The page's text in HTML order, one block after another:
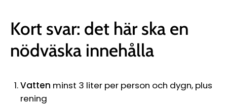
Kort svar: det här ska en
nödväska innehålla
Vatten minst 3 liter per person och dygn, plus
rening